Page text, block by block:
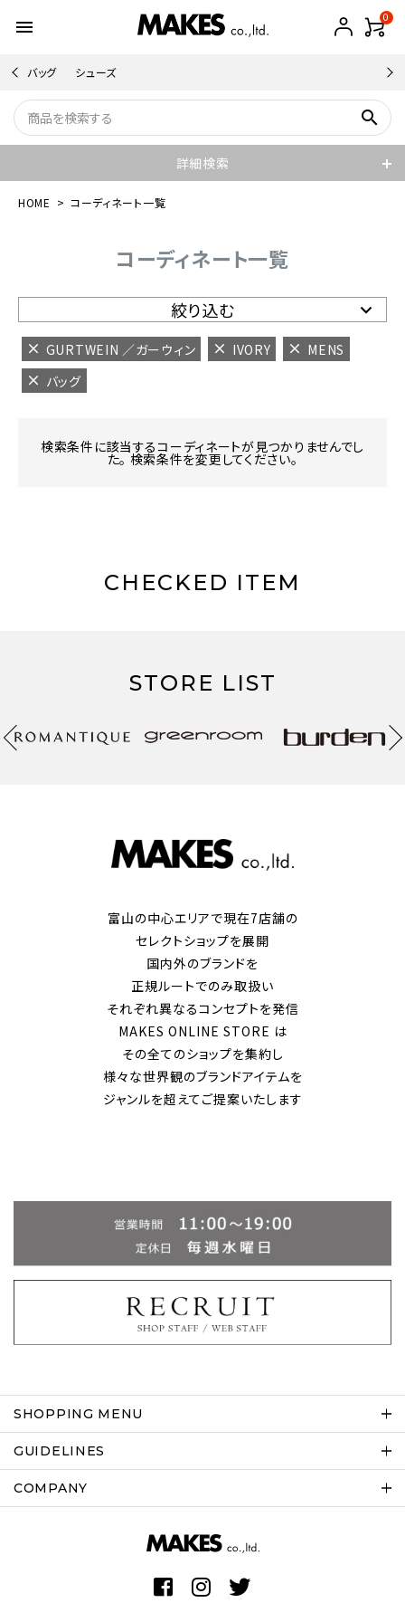
menu 0
バッグ シューズ
search
詳細検索
HOME コーディネート一覧
コーディネート一覧
絞り込む
GURTWEIN ／ガーウィン IVORY
MENS
バッグ
検索条件に該当するコーディネートが見つかりませんでし
た。 検索条件を変更してください。
CHECKED ITEM
STORE LIST
富山の中心エリアで現在7店舗の
セレクトショップを展開
国内外のブランドを
正規ルートでのみ取扱い
それぞれ異なるコンセプトを発信
MAKES ONLINE STORE は
その全てのショップを集約し
様々な世界観のブランドアイテムを
ジャンルを超えてご提案いたします
SHOPPING MENU
GUIDELINES
COMPANY